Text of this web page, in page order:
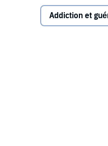
turned into
©2014 Lotta Dann
Addiction et